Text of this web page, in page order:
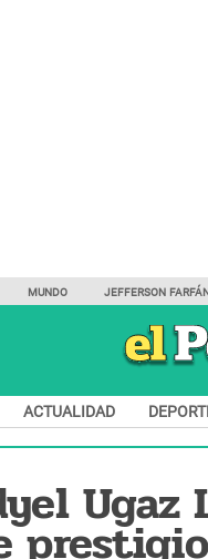
MUNDO JEFFERSON
ACTUALIDAD
Ugaz